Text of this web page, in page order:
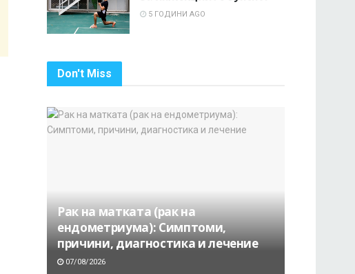
5 ГОДИНИ AGO
Don't Miss
Рак на матката (рак на
ендометриума): Симптоми,
причини, диагностика и лечение
07/08/2026